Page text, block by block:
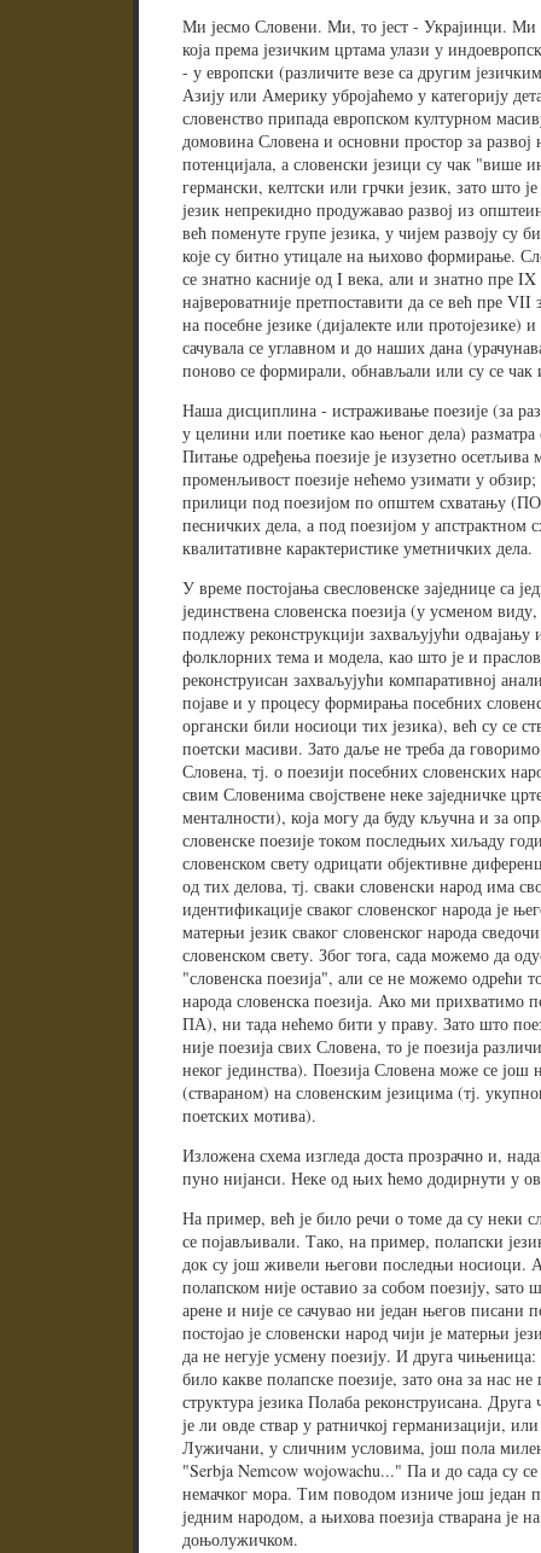
Ми јесмо Словени. Ми, то јест - Украјинци. Ми
која према језичким цртама улази у
- у европски (различите везе са другим
Азију или Америку убројаћемо у категорију
словенство припада европском културном
домовина Словена и основни простор за развој
потенцијала, а словенски језици су чак "више
германски, келтски или грчки језик, зато што
језик непрекидно продужавао развој из
већ поменуте групе језика, у чијем развоју су
које су битно утицале на њихово формирање.
се знатно касније од I века, али и знатно пре IX
највероватније претпоставити да се већ пре
на посебне језике (дијалекте или
сачувала се углавном и до наших дана
поново се формирали, обнављали или су се чак
Наша дисциплина - истраживање поезије (за
у целини или поетике као њеног дела) разматра
Питање одређења поезије је изузетно осетљива
променљивост поезије нећемо узимати у
прилици под поезијом по општем схватању
песничких дела, а под поезијом у апстрактном
квалитативне карактеристике уметничких дела.
У време постојања свесловенске заједнице са
јединствена словенска поезија (у усменом
подлежу реконструкцији захваљујући одвајању
фолклорних тема и модела, као што је и
реконструисан захваљујући компаративној
појаве и у процесу формирања посебних
органски били носиоци тих језика), већ су се
поетски масиви. Зато даље не треба да
Словена, тј. о поезији посебних словенских
свим Словенима својствене неке заједничке
менталности), која могу да буду кључна и за
словенске поезије током последњих хиљаду
словенском свету одрицати објективне
од тих делова, тј. сваки словенски народ има
идентификације сваког словенског народа је
матерњи језик сваког словенског народа
словенском свету. Због тога, сада можемо да
"словенска поезија", али се не можемо одрећи
народа словенска поезија. Ако ми прихватимо
ПА), ни тада нећемо бити у праву. Зато што
није поезија свих Словена, то је поезија
неког јединства). Поезија Словена може се још
(ствараном) на словенским језицима (тј.
поетских мотива).
Изложена схема изгледа доста прозрачно и,
пуно нијанси. Неке од њих ћемо додирнути у
На пример, већ је било речи о томе да су неки
се појављивали. Тако, на пример, полапски
док су још живели његови последњи носиоци.
полапском није оставио за собом поезију, ѕато
арене и није се сачувао ни један његов
постојао је словенски народ чији је матерњи
да не негује усмену поезију. И друга
било какве полапске поезије, зато она за нас не
структура језика Полаба реконструисана.
је ли овде ствар у ратничкој германизацији,
Лужичани, у сличним условима, још пола
"Serbja Nemcow wojowachu..." Па и до сада су
немачког мора. Тим поводом изниче још један
једним народом, а њихова поезија стварана је
доњолужичком.